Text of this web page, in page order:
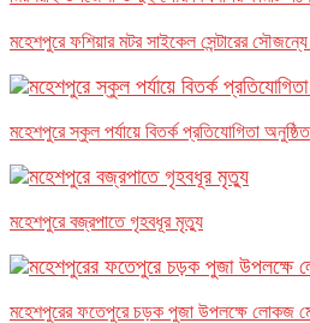
মহেশপুরে ফশিয়ার মটর সাইকেল সেন্টারের
মহেশপুরে স্কুল পর্যায়ে বিতর্ক প্রতিযোগিতা অনুষ্ঠিত
মহেশপুরে বজ্রপাতে গৃহবধূর মৃত্যু
মহেশপুরের ফতেপুরে চড়ক পুজা উপলক্ষে লোকজ